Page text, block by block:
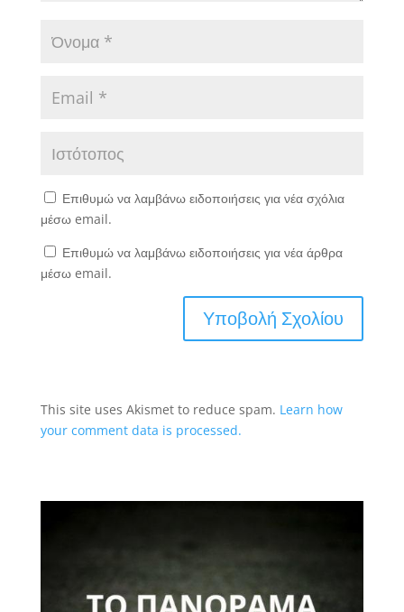
Επιθυμώ να λαμβάνω ειδοποιήσεις για νέα σχόλια
μέσω email.
Επιθυμώ να λαμβάνω ειδοποιήσεις για νέα άρθρα
μέσω email.
This site uses Akismet to reduce spam. Learn how
your comment data is processed.